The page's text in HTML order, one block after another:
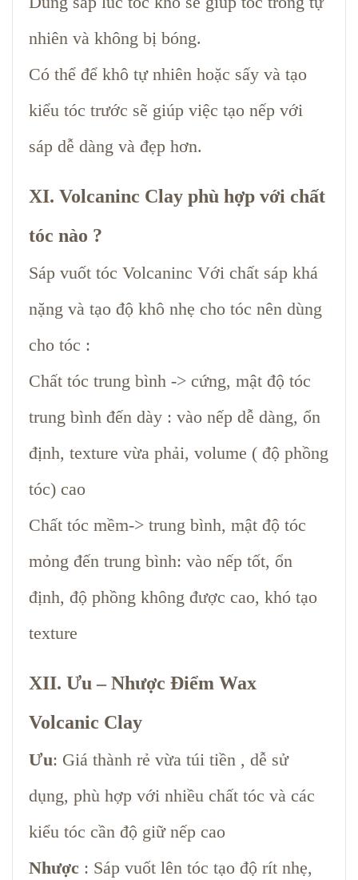
nhiên và không bị bóng.
Có thể để khô tự nhiên hoặc sấy và tạo
kiểu tóc trước sẽ giúp việc tạo nếp với
sáp dễ dàng và đẹp hơn.
XI. Volcaninc Clay phù hợp với chất
tóc nào ?
Sáp vuốt tóc Volcaninc Với chất sáp khá
nặng và tạo độ khô nhẹ cho tóc nên dùng
cho tóc :
Chất tóc trung bình -> cứng, mật độ tóc
trung bình đến dày : vào nếp dễ dàng, ổn
định, texture vừa phải, volume ( độ phồng
tóc) cao
Chất tóc mềm-> trung bình, mật độ tóc
mỏng đến trung bình: vào nếp tốt, ổn
định, độ phồng không được cao, khó tạo
texture
XII. Ưu – Nhược Điểm Wax
Volcanic Clay
Ưu: Giá thành rẻ vừa túi tiền , dễ sử
dụng, phù hợp với nhiều chất tóc và các
kiểu tóc cần độ giữ nếp cao
Nhược : Sáp vuốt lên tóc tạo độ rít nhẹ,